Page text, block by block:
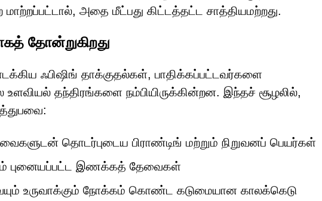
மாற்றப்பட்டால், அதை மீட்பது கிட்டத்தட்ட சாத்தியமற்றது.
தோன்றுகிறது
ஃபிஷிங் தாக்குதல்கள், பாதிக்கப்பட்டவர்களை
உளவியல் தந்திரங்களை நம்பியிருக்கின்றன. இந்தச் சூழலில்,
தொடர்புடைய பிராண்டிங் மற்றும் நிறுவனப் பெயர்கள்
புனையப்பட்ட இணக்கத் தேவைகள்
உருவாக்கும் நோக்கம் கொண்ட கடுமையான காலக்கெடு